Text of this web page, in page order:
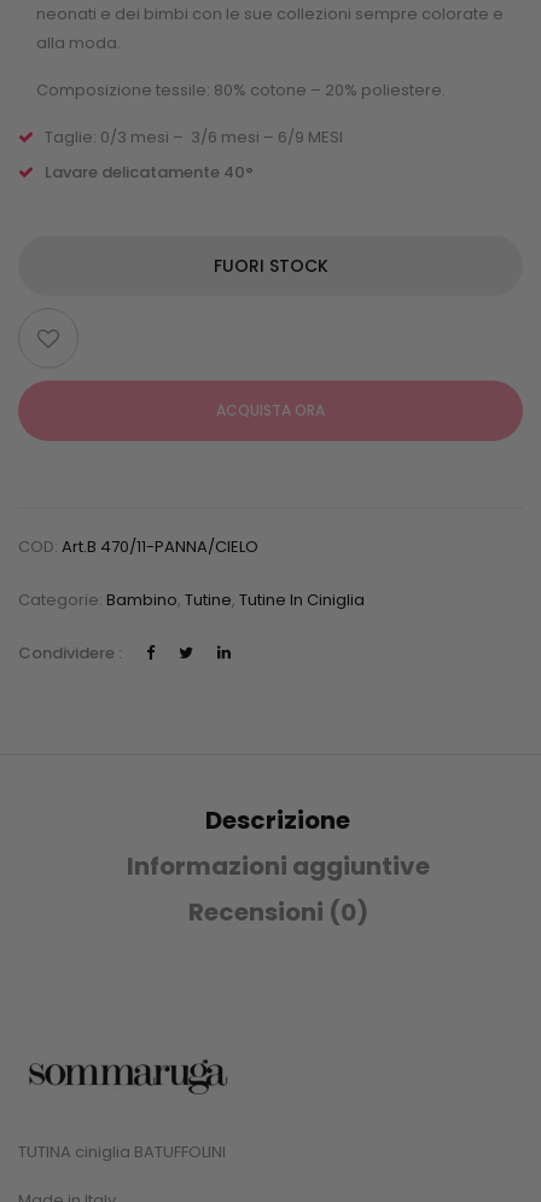
neonati e dei bimbi con le sue collezioni sempre colorate e
alla moda.
Composizione tessile: 80% cotone – 20% poliestere.
Taglie: 0/3 mesi – 3/6 mesi – 6/9 MESI
Lavare delicatamente 40°
FUORI STOCK
ACQUISTA ORA
COD: Art.b 470/11-PANNA/CIELO
Categorie: Bambino, Tutine, Tutine In Ciniglia
Condividere :
Descrizione
Informazioni aggiuntive
Recensioni (0)
TUTINA ciniglia BATUFFOLINI